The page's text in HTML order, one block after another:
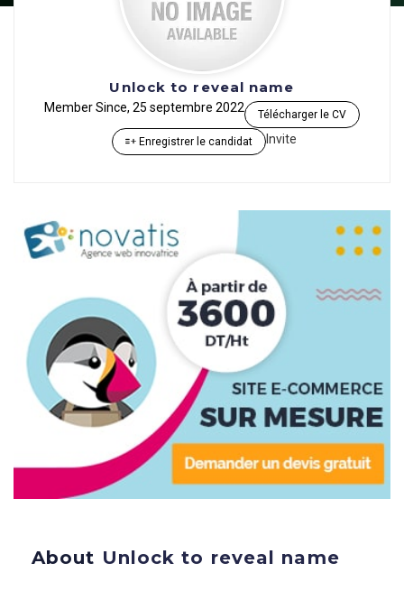
Unlock to reveal name
Member Since, 25 septembre 2022 Télécharger le CV
Enregistrer le candidat Invite
About Unlock to reveal name